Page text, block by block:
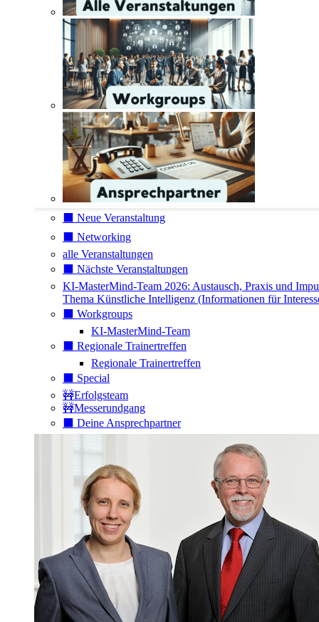
⬛️ Neue Veranstaltung
⬛️ Networking
alle Veranstaltungen
⬛️ Nächste Veranstaltungen
KI-MasterMind-Team 2026: Austausch, Praxis und
Thema Künstliche Intelligenz (Informationen für
⬛️ Workgroups
KI-MasterMind-Team
⬛️ Regionale Trainertreffen
Regionale Trainertreffen
⬛️ Special
🚧Erfolgsteam
🚧Messerundgang
⬛️ Deine Ansprechpartner